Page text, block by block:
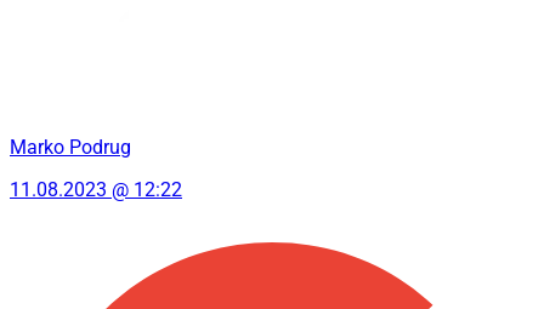
Marko Podrug
11.08.2023 @ 12:22